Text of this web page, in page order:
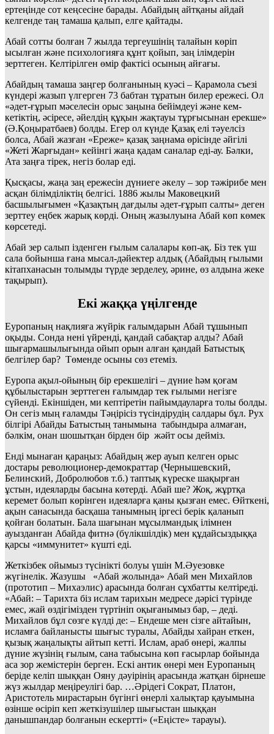
ертеңінде сот кеңсесіне барады. Абайдың айтқаны айдай
келгенде таң тамаша қалып, елге қайтады.
Абай сотты болған 7 жылда тергеушінің талайын көріп
ысылған және психологияға құнт қойып, заң ілімдерін
зерттеген. Келтірілген өмір фактісі осының айғағы.
Абайдың тамаша заңгер болғанының куәсі – Қарамола съезі
күндері жазып үлгерген 73 бабтан тұратын билер ережесі. Ол
«әдет-ғұрып мәселесін орыс заңына бейімдеуі және кем-
кетіктің, әсіресе, әйелдің құқын жақтауы тұрғысынан ерекше»
(Ә.Қоңыратбаев) болды. Егер ол күнде Қазақ елі тәуелсіз
болса, Абай жазған «Ереже» қазақ заңнама өрісінде әйгілі
«Жеті Жарғыдан» кейінгі жаңа қадам саналар еді-ау. Бәлки,
Ата заңға тірек, негіз болар еді.
Қысқасы, жаңа заң ережесін дүниеге әкелу – зор тәжірибе мен
асқан білімділіктің белгісі. 1886 жылы Маковецкий
басшылығымен «Қазақтың дағдылы әдет-ғұрып салты» деген
зерттеу еңбек жарық көрді. Оның жазылуына Абай көп көмек
көрсетеді.
Абай зер салып ізденген ғылым салалары көп-ақ. Біз тек үш
сала бойынша ғана мысал-дәйектер алдық (Абайдың ғылыми
кітапханасын толымды түрде зерделеу, әрине, өз алдына жеке
тақырып).
Екі жаққа үңілгенде
Еуропаның нақлияға жүйрік ғалымдарын Абай тұшынып
оқыды. Сонда нені үйренді, қандай сабақтар алды? Абай
шығармашылығында ойып орын алған қандай Батыстық
белгілер бар? Төменде осыны сөз етеміз.
Еуропа ақыл-ойының бір ерекшелігі – дүние һәм қоғам
құбылыстарын зерттеген ғалымдар тек ғылыми негізге
сүйенді. Екіншіден, ми кептіретін пайымдауларға толы болды.
Он сегіз мың ғаламды Тәңірісіз түсіндірудің салдары бұл. Рух
білгірі Абайды Батыстың танымына табындыра алмаған,
бәлкім, онан шошытқан бірден бір жәйт осы дейміз.
Енді мынаған қараңыз: Абайдың жер ауып келген орыс
достары революционер-демократтар (Чернышевский,
Белинский, Добролюбов т.б.) таптық күреске шақырған
ұстын, идеяларды басына көтерді. Абай ше? Жоқ, жұртқа
керемет болып көрінген идеяларға қаны қызған емес. Өйткені,
ақын санасында басқаша танымның іргесі берік қаланып
қойған болатын. Бала шағынан мұсылмандық ілімнен
ауызданған Абайда фитнә (бүлікшілдік) мен құдайсыздыққа
қарсы «иммунитет» күшті еді.
Жеткізбек ойымыз түсінікті болуы үшін М.Әуезовке
жүгінелік. Жазушы «Абай жолында» Абай мен Михайлов
(прототип – Михаэлис) арасында болған сұхбатты келтіреді.
«Абай: – Тарихта біз ислам тарихын медресе дәрісі түрінде
емес, жай өздігімізден түртініп оқығанымыз бар, – деді.
Михайлов бұл сөзге күлді де: – Ендеше мен сізге айтайын,
исламға байланысты шығыс туралы, Абайды хайран еткен,
қызық жаңалықты айтып кетті. Ислам, араб өнері, жалпы
дүние жүзінің ғылым, сана табысына көп ғасырлар бойында
аса зор жемістерін берген. Ескі антик өнері мен Еуропаның
беріде келіп шыққан Ояну дәуірінің арасында жатқан бірнеше
жүз жылдар меңіреулігі бар. …Әрідегі Сократ, Платон,
Аристотель мирастарын бүгінгі өнерлі халықтар қауымына
өзінше өсіріп кеп жеткізушілер шығыстан шыққан
данышпандар болғанын ескертті» («Еңісте» тарауы).